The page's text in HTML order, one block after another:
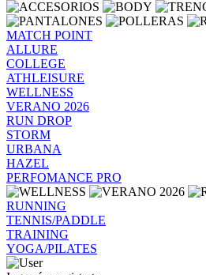
MATCH POINT
ALLURE
COLLEGE
ATHLEISURE
WELLNESS
VERANO 2026
RUN DROP
STORM
URBANA
HAZEL
PERFOMANCE PRO
RUNNING
TENNIS/PADDLE
TRAINING
YOGA/PILATES